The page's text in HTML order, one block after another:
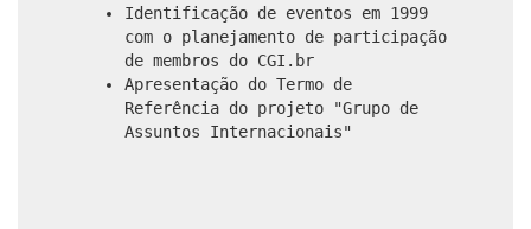
Identificação de eventos em 1999
com o planejamento de participação
de membros do CGI.br
Apresentação do Termo de
Referência do projeto "Grupo de
Assuntos Internacionais"